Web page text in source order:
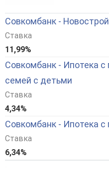
Совкомбанк -
Ставка
11,99%
Совкомбанк - Ипотека
семей с детьми
Ставка
4,34%
Совкомбанк - Ипотека
Ставка
6,34%